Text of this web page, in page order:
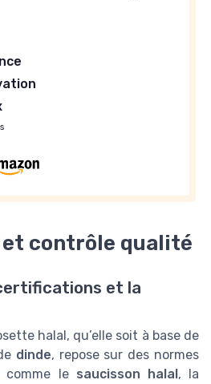
et contrôle qualité
et la
halal, qu’elle soit à base de
dinde, repose sur des normes
comme le saucisson halal, la